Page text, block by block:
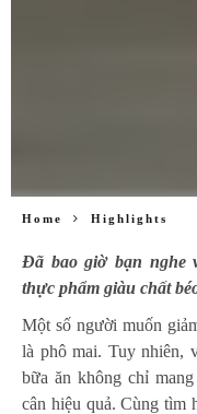
Home Highlights
Đã bao giờ bạn nghe
thực phẩm giàu chất
Một số người muốn
là phô mai. Tuy nhiên,
bữa ăn không chỉ
cân hiệu quả. Cùng tìm